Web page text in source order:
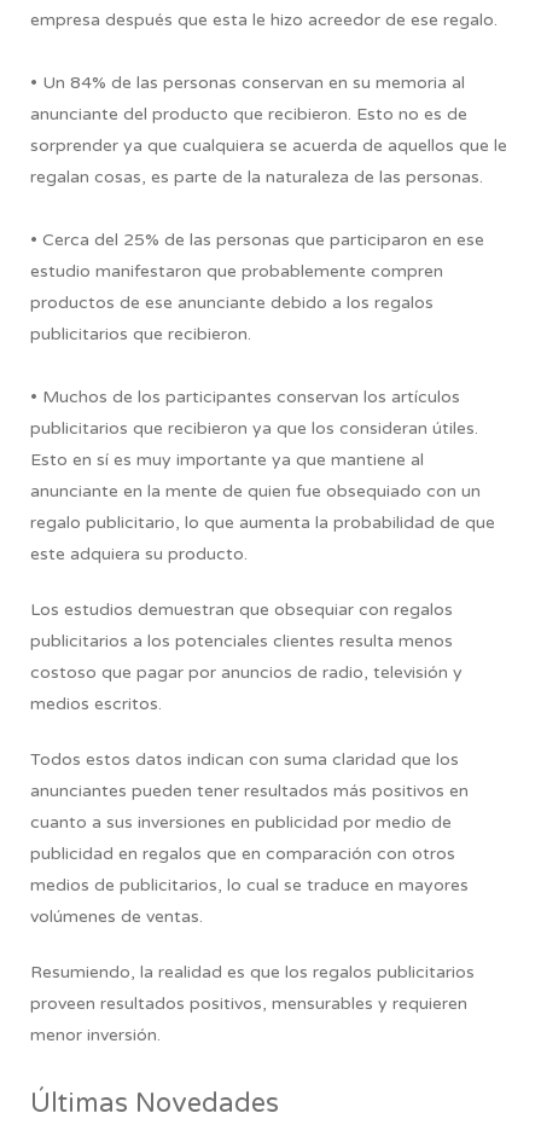
empresa después que esta le hizo acreedor de ese regalo.
• Un 84% de las personas conservan en su memoria al
anunciante del producto que recibieron. Esto no es de
sorprender ya que cualquiera se acuerda de aquellos que le
regalan cosas, es parte de la naturaleza de las personas.
• Cerca del 25% de las personas que participaron en ese
estudio manifestaron que probablemente compren
productos de ese anunciante debido a los regalos
publicitarios que recibieron.
• Muchos de los participantes conservan los artículos
publicitarios que recibieron ya que los consideran útiles.
Esto en sí es muy importante ya que mantiene al
anunciante en la mente de quien fue obsequiado con un
regalo publicitario, lo que aumenta la probabilidad de que
este adquiera su producto.
Los estudios demuestran que obsequiar con regalos
publicitarios a los potenciales clientes resulta menos
costoso que pagar por anuncios de radio, televisión y
medios escritos.
Todos estos datos indican con suma claridad que los
anunciantes pueden tener resultados más positivos en
cuanto a sus inversiones en publicidad por medio de
publicidad en regalos que en comparación con otros
medios de publicitarios, lo cual se traduce en mayores
volúmenes de ventas.
Resumiendo, la realidad es que los regalos publicitarios
proveen resultados positivos, mensurables y requieren
menor inversión.
Últimas Novedades